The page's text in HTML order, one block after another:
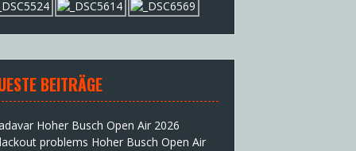
BEITRÄGE
Hoher Busch Open Air 2026
problems Hoher Busch Open Air